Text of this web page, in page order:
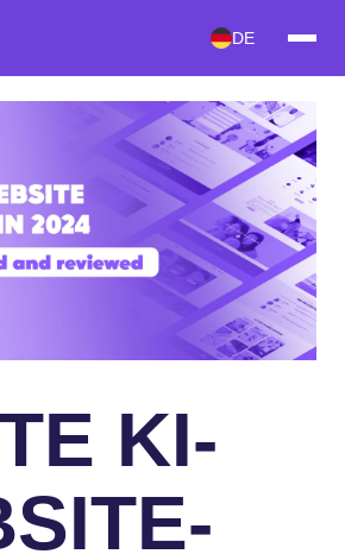
DE
KI-